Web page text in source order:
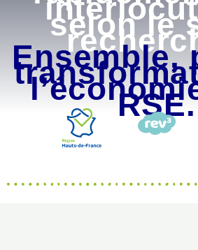
selon le
Ensemble,
RSE.